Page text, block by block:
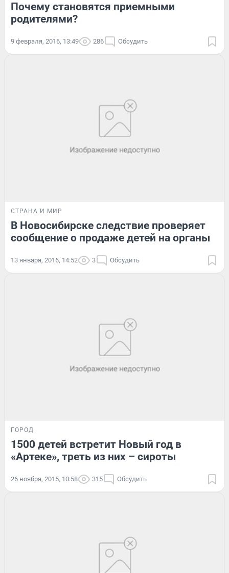
Почему становятся приемными
родителями?
9 февраля, 2016, 13:49 286 Обсудить
СТРАНА И МИР
В Новосибирске следствие проверяет
сообщение о продаже детей на органы
13 января, 2016, 14:52 3 Обсудить
ГОРОД
1500 детей встретит Новый год в
«Артеке», треть из них – сироты
26 ноября, 2015, 10:58 315 Обсудить